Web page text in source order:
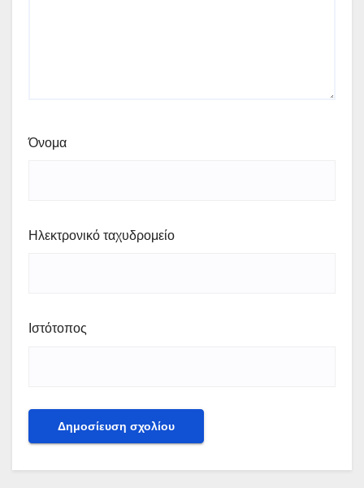
Όνομα
Ηλεκτρονικό ταχυδρομείο
Ιστότοπος